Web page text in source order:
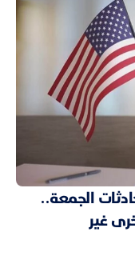
الجمعة..
غير